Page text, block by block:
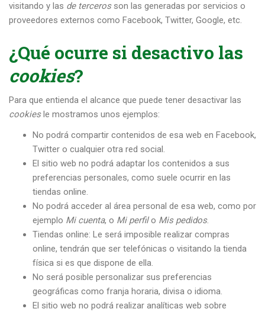
visitando y las de tercerosson las generadas por servicios o
proveedores externos como Facebook, Twitter, Google, etc.
¿Qué ocurre si desactivo las
cookies?
Para que entienda el alcance que puede tener desactivar las
cookiesle mostramos unos ejemplos:
No podrá compartir contenidos de esa web en Facebook,
Twitter o cualquier otra red social.
El sitio web no podrá adaptar los contenidos a sus
preferencias personales, como suele ocurrir en las
tiendas online.
No podrá acceder al área personal de esa web, como por
ejemplo Mi cuenta, o Mi perfilo Mis pedidos.
Tiendas online: Le será imposible realizar compras
online, tendrán que ser telefónicas o visitando la tienda
física si es que dispone de ella.
No será posible personalizar sus preferencias
geográficas como franja horaria, divisa o idioma.
El sitio web no podrá realizar analíticas web sobre